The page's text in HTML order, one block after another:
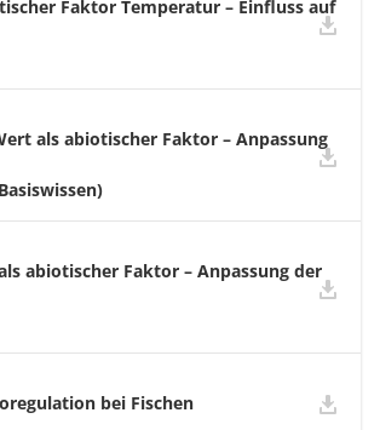
Faktor Temperatur – Einfluss auf
als abiotischer Faktor – Anpassung
abiotischer Faktor – Anpassung der
bei Fischen